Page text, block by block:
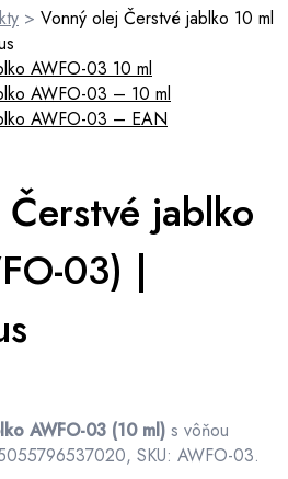
> Vonný olej Čerstvé jablko 10 ml
jablko
03) |
AWFO-03 (10 ml) s vôňou
SKU: AWFO-03.